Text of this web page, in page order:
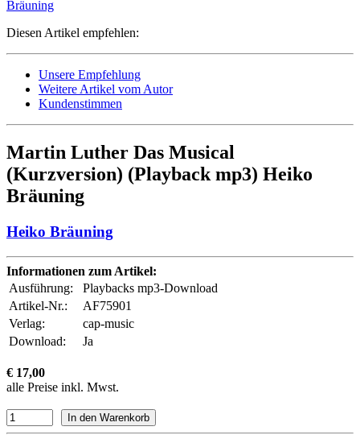
Diesen Artikel empfehlen:
Unsere Empfehlung
Weitere Artikel vom Autor
Kundenstimmen
Martin Luther Das Musical
(Kurzversion) (Playback mp3) Heiko
Bräuning
Heiko Bräuning
Informationen zum Artikel:
Ausführung:
Playbacks mp3-Download
Artikel-Nr.:
AF75901
Verlag:
cap-music
Download:
Ja
€ 17,00
alle Preise inkl. Mwst.